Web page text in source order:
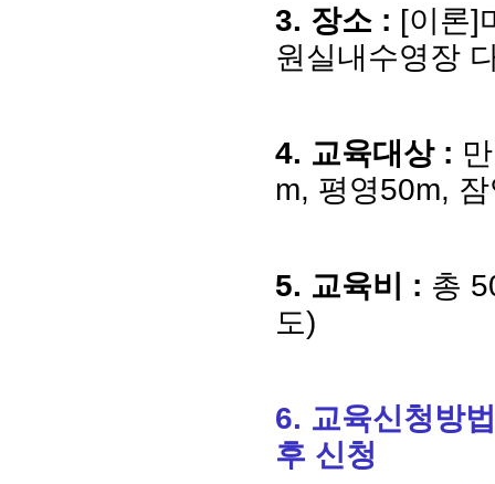
3. 장소 : [이론]
원실내수영장
4. 교육대상:
m, 평영50m,
5. 교육비 : 총
도)
6. 교육신청방
후 신청